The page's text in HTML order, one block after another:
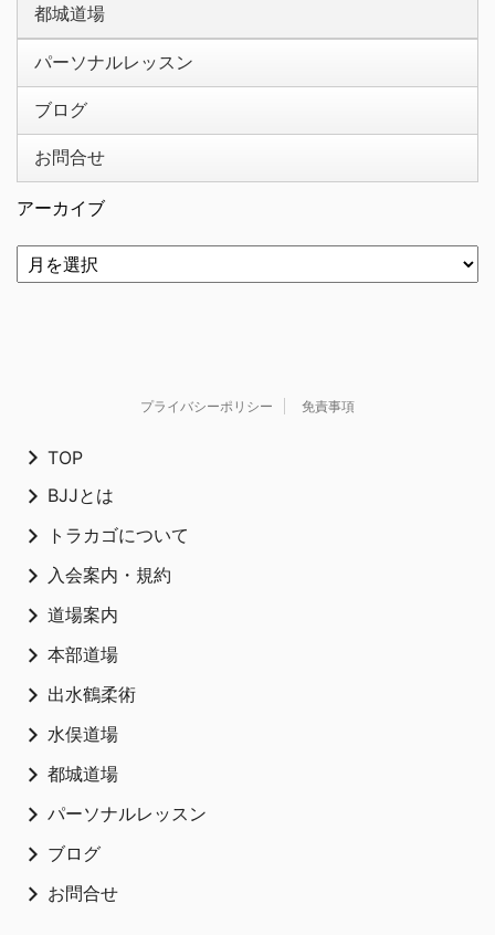
都城道場
パーソナルレッスン
ブログ
お問合せ
アーカイブ
プライバシーポリシー 免責事項
TOP
BJJとは
トラカゴについて
入会案内・規約
道場案内
本部道場
出水鶴柔術
水俣道場
都城道場
パーソナルレッスン
ブログ
お問合せ